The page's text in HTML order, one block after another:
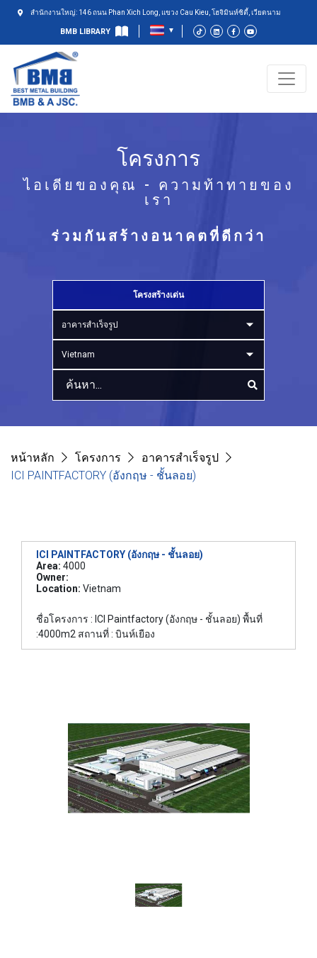
สำนักงานใหญ่: 146 ถนน Phan Xich Long, แขวง Cau Kieu, โฮจิมินห์ซิตี้, เวียดนาม
BMB LIBRARY
โครงการ
ไอเดียของคุณ - ความท้าทายของ
เรา
ร่วมกันสร้างอนาคตที่ดีกว่า
โครงสร้างเด่น
อาคารสำเร็จรูป
Vietnam
หน้าหลัก โครงการ
อาคารสำเร็จรูป
ICI PAINTFACTORY (อังกฤษ - ชั้นลอย)
ICI PAINTFACTORY (อังกฤษ - ชั้นลอย)
Area: 4000
Owner:
Location: Vietnam
ชื่อโครงการ : ICI Paintfactory (อังกฤษ - ชั้นลอย) พื้นที่
:4000m2 สถานที่ : บินห์เยือง